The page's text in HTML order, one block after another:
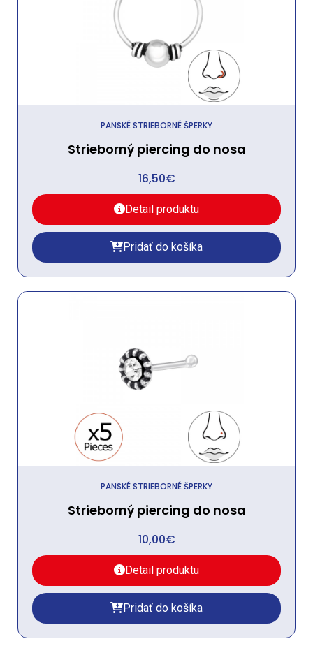
PANSKÉ STRIEBORNÉ ŠPERKY
Strieborný piercing do nosa
16,50€
Detail produktu
Pridať do košíka
PANSKÉ STRIEBORNÉ ŠPERKY
Strieborný piercing do nosa
10,00€
Detail produktu
Pridať do košíka